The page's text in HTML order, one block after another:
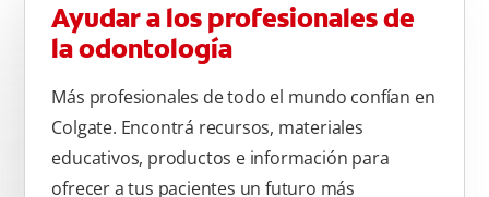
-Seguro con el esmalte
-Anticaries
comida, al menos dos veces al día durante un minuto.
Enjuague bien después del cepillado. Se recomienda utilizar
un cepillo de dientes con cerdas suaves.
No usar en menores de 18 años. Siga las recomendaciones de
Ayudar a los profesionales de
la odontología
Más profesionales de todo el mundo confían en
Colgate. Encontrá recursos, materiales
educativos, productos e información para
ofrecer a tus pacientes un futuro más